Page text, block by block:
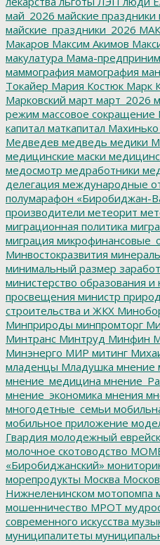
май_2026 майские праздники
майские_праздники_2026
Макаров Максим Акимов
макулатура Мама-
маммография мамография
Токайер Мария Костюк Марк
Марковский март март_2026
режим массовое сокращение
капитал маткапитал Махинько
Медведев медведь медики
медицинские маски
медосмотр медработники
делегация международные
полумарафон «Биробиджан-
производители метеорит
миграционная политика
миграция
Минвостокразвития
минимальный размер
министерство образования и
просвещения министр
строительства и ЖКХ
Минприроды минпромторг
Минтранс Минтруд Минфин
Минэнерго МИР митинг
младенцы Младушка мнение
мнение_медицина
мнение_экономика мнения
многодетные_семьи
мобильное приложение
Гвардия молодежный
молочное скотоводство
«Биробиджанский»
морепродукты Москва
Нижнеленинском мотопомпа
мошенничество МРОТ
современного искусства
муниципалитеты